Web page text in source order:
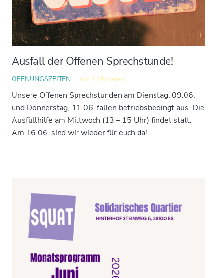
Ausfall der Offenen Sprechstunde!
ÖFFNUNGSZEITEN vor 2 Monaten
Unsere Offenen Sprechstunden am Dienstag, 09.06.
und Donnerstag, 11.06. fallen betriebsbedingt aus. Die
Ausfüllhilfe am Mittwoch (13 – 15 Uhr) findet statt.
Am 16.06. sind wir wieder für euch da!